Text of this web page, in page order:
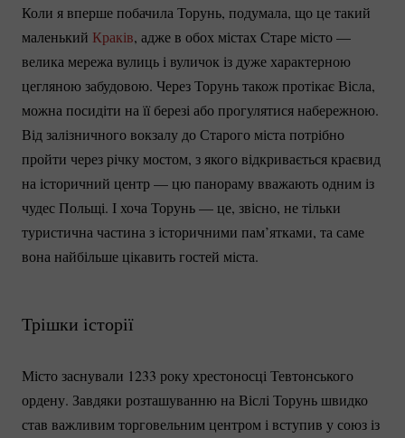
Коли я вперше побачила Торунь, подумала, що це такий
маленький Краків, адже в обох містах Старе місто —
велика мережа вулиць і вуличок із дуже характерною
цегляною забудовою. Через Торунь також протікає Вісла,
можна посидіти на її березі або прогулятися набережною.
Від залізничного вокзалу до Старого міста потрібно
пройти через річку мостом, з якого відкривається краєвид
на історичний центр — цю панораму вважають одним із
чудес Польщі. І хоча Торунь — це, звісно, не тільки
туристична частина з історичними пам’ятками, та саме
вона найбільше цікавить гостей міста.
Трішки історії
Місто заснували 1233 року хрестоносці Тевтонського
ордену. Завдяки розташуванню на Віслі Торунь швидко
став важливим торговельним центром і вступив у союз із